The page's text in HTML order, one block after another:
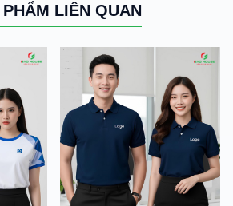
LIÊN QUAN